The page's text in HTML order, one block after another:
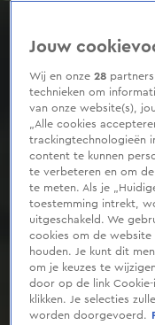
0
Jouw
Wij en onze28
technieken om
van onze website(s),
„Alle cookies
trackingtechnologieën
content te kunnen
te verbeteren en om
te meten. Als je
toestemming intrekt,
uitgeschakeld. We
cookies om de
houden. Je kunt dit
om je keuzes te
door op de link
klikken. Je selecties
worden doorgevoerd.